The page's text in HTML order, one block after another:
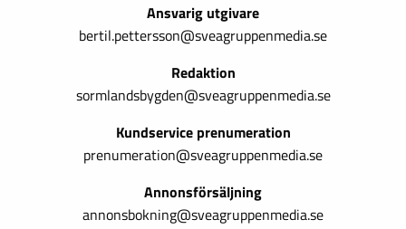
Ansvarig utgivare
bertil.pettersson@sveagruppenmedia.se
Redaktion
sormlandsbygden@sveagruppenmedia.se
Kundservice prenumeration
prenumeration@sveagruppenmedia.se
Annonsförsäljning
annonsbokning@sveagruppenmedia.se